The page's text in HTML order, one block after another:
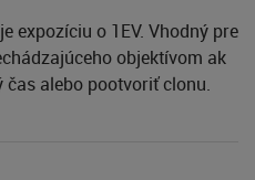
expozíciu o 1EV. Vhodný pre
objektívom ak
čas alebo pootvoriť clonu.